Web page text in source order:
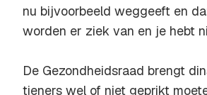
nu bijvoorbeeld weggeeft en
worden er ziek van en je hebt
De Gezondheidsraad brengt
tieners wel of niet geprikt